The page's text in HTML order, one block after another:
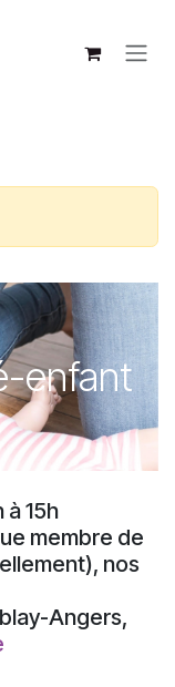
enfant
à 15h
membre de
nos
Angers,